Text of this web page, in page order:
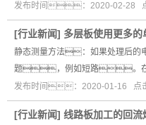
发布时间：2020-02-28
[行业新闻] 多层板使用更多
静态测量方法：如果处理后的
题，例如短路。在
发布时间：2020-01-16 点
[行业新闻] 线路板加工的回流